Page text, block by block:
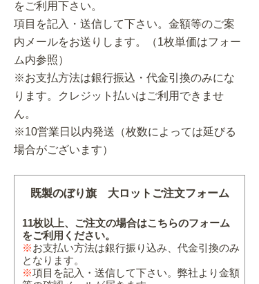
をご利用下さい。
項目を記入・送信して下さい。金額等のご案
内メールをお送りします。（1枚単価はフォー
ム内参照）
※お支払方法は銀行振込・代金引換のみにな
ります。クレジット払いはご利用できませ
ん。
※10営業日以内発送（枚数によっては延びる
場合がございます）